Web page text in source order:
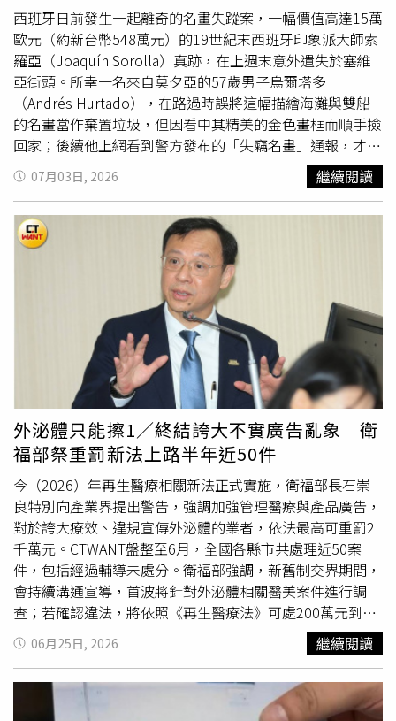
西班牙日前發生一起離奇的名畫失蹤案，一幅價值高達15萬
歐元（約新台幣548萬元）的19世紀末西班牙印象派大師索
羅亞（Joaquín Sorolla）真跡，在上週末意外遺失於塞維
亞街頭。所幸一名來自莫夕亞的57歲男子烏爾塔多
（Andrés Hurtado），在路過時誤將這幅描繪海灘與雙船
的名畫當作棄置垃圾，但因看中其精美的金色畫框而順手撿
回家；後續他上網看到警方發布的「失竊名畫」通報，才驚
覺自己撿到寶，隨即主動聯繫警方物歸原主。根據外媒《衛
報》報導，這起烏龍事件源於塞維亞（Seville）一個當地家
族，該家族長期持有這幅珍貴的索羅亞作品，且有帶著畫作
一同度假的特殊習慣。案發當日，該家族正準備驅車前往海
灘度假，不料在整理行李時，因後方車流不斷且喇叭聲此起
彼落，導致車主在焦慮下，不慎將靠在牆邊的畫作遺忘在路
邊便開車離去。當他們抵達目的地發現畫作遺失後，隨即在
街頭張貼尋物啟事，雖然強調該畫具有「極高的情感價
值」，但為了防範歹徒，刻意隱瞞了畫家姓名與真實昂貴身
價。與此同時，正好與家人前往塞維亞度週末的57歲男子烏
爾塔多，在街上發現了這幅被遺忘的畫作，他純粹是覺得那
幅沉穩的金色古典畫框非常好看，以為是有人不要的家具垃
圾，便將其塞進後車廂帶回了325英里（約525公里）外的
家中。回到家後，烏爾塔多出於好奇，利用生成式人工智慧
（AI）對這幅畫進行了圖像檢索，沒想到AI給出的評估價格
高得令人咋舌，並指出這極可能是索羅亞的真跡。半信半疑
的烏爾塔多隨即將照片傳給馬德里的一家知名拍賣行進行專
家鑑定，鑑定人員迅速回覆他，該畫作就是索羅亞大師真
跡，市值至少15萬歐元（約新台幣548萬元）。不過烏爾塔
多在社群媒體上看到索羅亞真跡失竊的報導，確認自己撿到
的是別人的所有物，主動致電警方澄清，並向警方解釋，這
並非一起偷竊案，純粹是一場美麗的誤會，自己原本以為這
只是沒人要的垃圾。目前西班牙警方已順利將這幅歷經波折
的名畫物歸原主，該家族對畫作能失而復得感到無比慶幸，
並承諾將會贈送烏爾塔多一份「謝禮」以表感激。事實上，
這已不是西班牙近期首度發生百萬藝術品「走失」的烏龍，
07月03日, 2026 繼續閱讀
外泌體只能擦1／終結誇大不實廣告亂象 衛
福部祭重罰新法上路半年近50件
今（2026）年再生醫療相關新法正式實施，衛福部長石崇
良特別向產業界提出警告，強調加強管理醫療與產品廣告，
對於誇大療效、違規宣傳外泌體的業者，依法最高可重罰2
千萬元。CTWANT盤整至6月，全國各縣市共處理近50案
件，包括經過輔導未處分。衛福部強調，新舊制交界期間，
會持續溝通宣導，首波將針對外泌體相關醫美案件進行調
查；若確認違法，將依照《再生醫療法》可處200萬元到
2000萬元罰鍰。CTWANT從衛福部醫藥署違規食品、藥
物、化妝品廣告民眾查詢系統，統計今年外泌體違規相關案
安瓶、精準導入外泌體精質露、日本原裝煥顏賦活精華液、
06月25日, 2026 繼續閱讀